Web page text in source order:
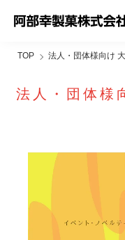
カテゴリーから選ぶ
TOP 法人・団体様向け
法人・団体様